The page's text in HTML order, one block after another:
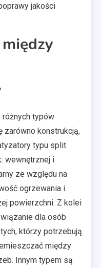
jakości
różnych typów
zarówno konstrukcją,
typu split
wewnętrznej i
ze względu na
ogrzewania i
powierzchni. Z kolei
dla osób
którzy potrzebują
między
Innym typem są